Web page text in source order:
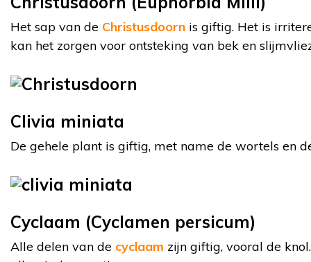
Het sap van de Christusdoorn is giftig. Het is
kan het zorgen voor ontsteking van bek en
Clivia miniata
De gehele plant is giftig, met name de wortels en
Cyclaam (Cyclamen persicum)
Alle delen van de cyclaam zijn giftig, vooral de